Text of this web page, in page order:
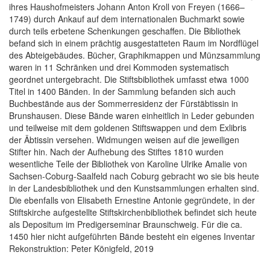
ihres Haushofmeisters Johann Anton Kroll von Freyen (1666–
1749) durch Ankauf auf dem internationalen Buchmarkt sowie
durch teils erbetene Schenkungen geschaffen. Die Bibliothek
befand sich in einem prächtig ausgestatteten Raum im Nordflügel
des Abteigebäudes. Bücher, Graphikmappen und Münzsammlung
waren in 11 Schränken und drei Kommoden systematisch
geordnet untergebracht. Die Stiftsbibliothek umfasst etwa 1000
Titel in 1400 Bänden. In der Sammlung befanden sich auch
Buchbestände aus der Sommerresidenz der Fürstäbtissin in
Brunshausen. Diese Bände waren einheitlich in Leder gebunden
und teilweise mit dem goldenen Stiftswappen und dem Exlibris
der Äbtissin versehen. Widmungen weisen auf die jeweiligen
Stifter hin. Nach der Aufhebung des Stiftes 1810 wurden
wesentliche Teile der Bibliothek von Karoline Ulrike Amalie von
Sachsen-Coburg-Saalfeld nach Coburg gebracht wo sie bis heute
in der Landesbibliothek und den Kunstsammlungen erhalten sind.
Die ebenfalls von Elisabeth Ernestine Antonie gegründete, in der
Stiftskirche aufgestellte Stiftskirchenbibliothek befindet sich heute
als Depositum im Predigerseminar Braunschweig. Für die ca.
1450 hier nicht aufgeführten Bände besteht ein eigenes Inventar
Rekonstruktion: Peter Königfeld, 2019